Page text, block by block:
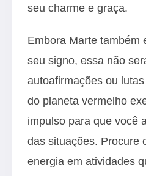
seu charme e graça.
Embora Marte também
seu signo, essa não
autoafirmações ou
do planeta vermelho
impulso para que você
das situações. Procure
energia em atividades